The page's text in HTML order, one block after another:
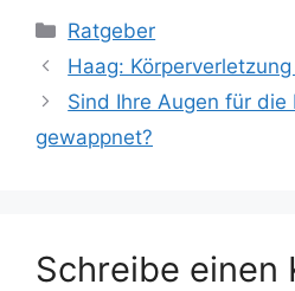
Kategorien
Ratgeber
Haag:
Sind Ihre Augen für die
gewappnet?
Schreibe einen